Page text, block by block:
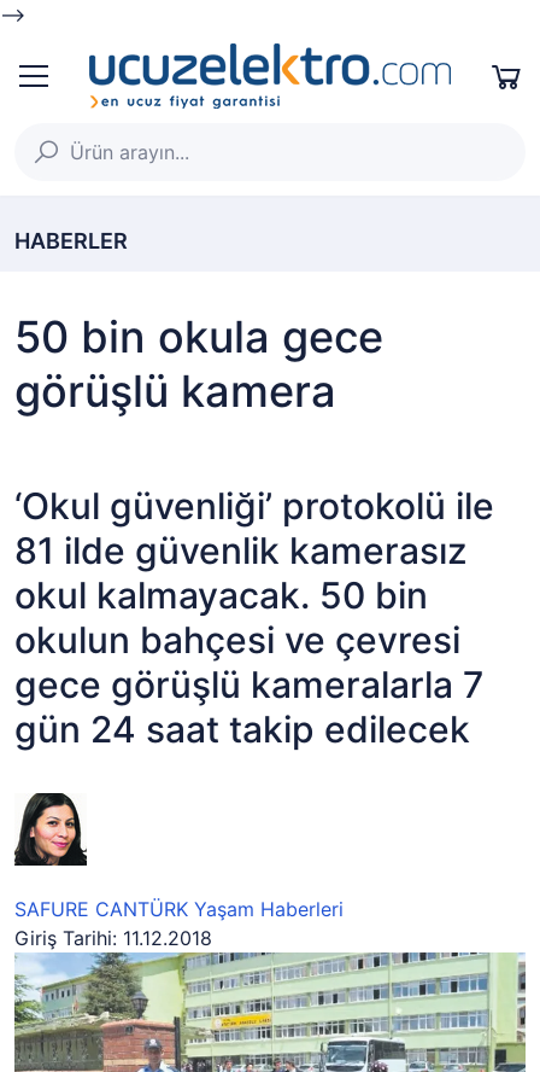
-->
HABERLER
50 bin okula gece
görüşlü kamera
‘Okul güvenliği’ protokolü ile
81 ilde güvenlik kamerasız
okul kalmayacak. 50 bin
okulun bahçesi ve çevresi
gece görüşlü kameralarla 7
gün 24 saat takip edilecek
SAFURE CANTÜRK Yaşam Haberleri
Giriş Tarihi: 11.12.2018